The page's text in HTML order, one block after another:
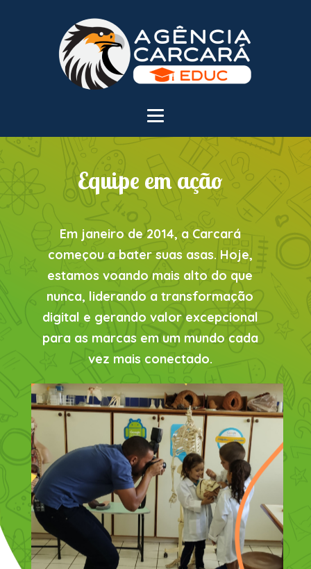
Equipe em ação
Em janeiro de 2014, a Carcará
começou a bater suas asas. Hoje,
estamos voando mais alto do que
nunca, liderando a transformação
digital e gerando valor excepcional
para as marcas em um mundo cada
vez mais conectado.